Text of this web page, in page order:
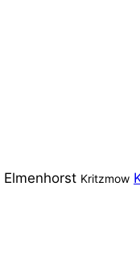
Elmenhorst Kritzmow